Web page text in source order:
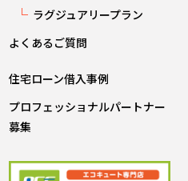
ラグジュアリープラン
よくあるご質問
住宅ローン借入事例
プロフェッショナルパートナー
募集